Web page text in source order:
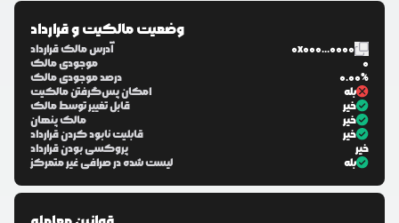
وضعیت مالکیت و قرارداد
آدرس مالک قرارداد
0x000...0000
موجودی مالک
0
درصد موجودی مالک
0.00%
امکان پس‌گرفتن مالکیت
بله
قابل تغییر توسط مالک
خیر
مالک پنهان
خیر
قابلیت نابود کردن قرارداد
خیر
پروکسی بودن قرارداد
خیر
لیست شده در صرافی غیر متمرکز
بله